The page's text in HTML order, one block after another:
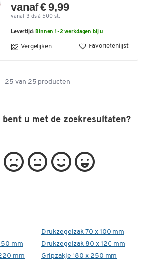
vanaf € 9,99
vanaf 3 ds à 500 st.
Levertijd: Binnen 1-2 werkdagen bij u
Vergelijken Favorietenlijst
25 van 25 producten
bent u met de zoekresultaten?
mm
mm
Drukzegelzak 70 x 100 mm
Drukzegelzak 80 x 120 mm
Gripzakje 180 x 250 mm